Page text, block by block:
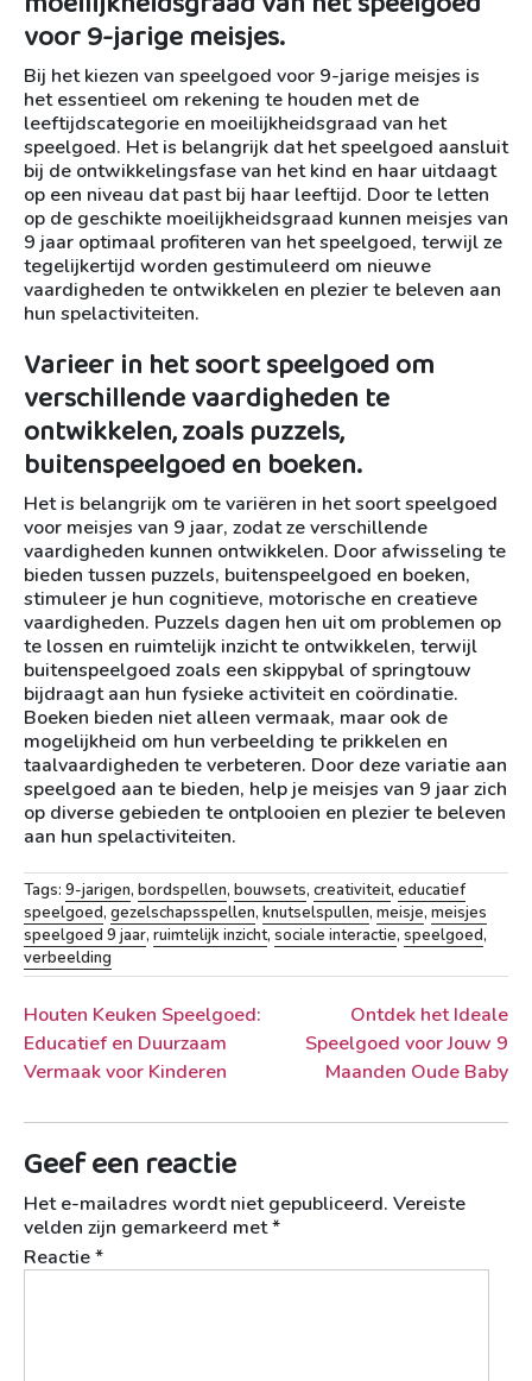
voor 9-jarige meisjes.
Bij het kiezen van speelgoed voor 9-jarige meisjes is
het essentieel om rekening te houden met de
leeftijdscategorie en moeilijkheidsgraad van het
speelgoed. Het is belangrijk dat het speelgoed aansluit
bij de ontwikkelingsfase van het kind en haar uitdaagt
op een niveau dat past bij haar leeftijd. Door te letten
op de geschikte moeilijkheidsgraad kunnen meisjes van
9 jaar optimaal profiteren van het speelgoed, terwijl ze
tegelijkertijd worden gestimuleerd om nieuwe
vaardigheden te ontwikkelen en plezier te beleven aan
hun spelactiviteiten.
Varieer in het soort speelgoed om
verschillende vaardigheden te
ontwikkelen, zoals puzzels,
buitenspeelgoed en boeken.
Het is belangrijk om te variëren in het soort speelgoed
voor meisjes van 9 jaar, zodat ze verschillende
vaardigheden kunnen ontwikkelen. Door afwisseling te
bieden tussen puzzels, buitenspeelgoed en boeken,
stimuleer je hun cognitieve, motorische en creatieve
vaardigheden. Puzzels dagen hen uit om problemen op
te lossen en ruimtelijk inzicht te ontwikkelen, terwijl
buitenspeelgoed zoals een skippybal of springtouw
bijdraagt aan hun fysieke activiteit en coördinatie.
Boeken bieden niet alleen vermaak, maar ook de
mogelijkheid om hun verbeelding te prikkelen en
taalvaardigheden te verbeteren. Door deze variatie aan
speelgoed aan te bieden, help je meisjes van 9 jaar zich
op diverse gebieden te ontplooien en plezier te beleven
aan hun spelactiviteiten.
Tags: 9-jarigen, bordspellen, bouwsets, creativiteit, educatief
speelgoed, gezelschapsspellen, knutselspullen, meisje, meisjes
speelgoed 9 jaar, ruimtelijk inzicht, sociale interactie, speelgoed,
verbeelding
Berichtnavigatie
Houten Keuken Speelgoed:
Educatief en Duurzaam
Vermaak voor Kinderen
Ontdek het Ideale
Speelgoed voor Jouw 9
Maanden Oude Baby
Geef een reactie
Het e-mailadres wordt niet gepubliceerd. Vereiste
velden zijn gemarkeerd met*
Reactie*